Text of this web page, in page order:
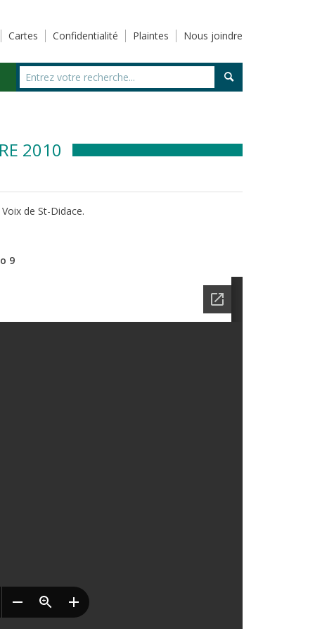
Cartes Confidentialité Plaintes Nous joindre
2010
de St-Didace.
9